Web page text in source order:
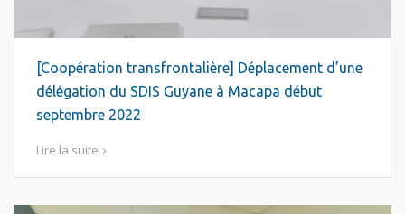
[Coopération transfrontalière] Déplacement d’une
délégation du SDIS Guyane à Macapa début
septembre 2022
Lire la suite